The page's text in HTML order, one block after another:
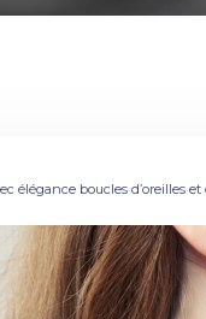
élégance boucles d’oreilles et